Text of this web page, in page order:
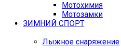
Мотохимия
Мотозамки
ЗИМНИЙ СПОРТ
Лыжное снаряжение